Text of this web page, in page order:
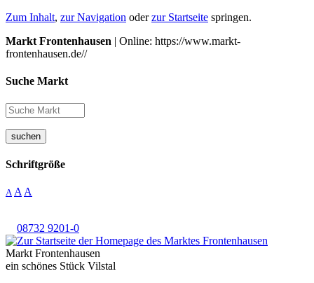
Zum Inhalt, zur Navigation oderzur Startseite springen.
Markt Frontenhausen | Online: https://www.markt-
frontenhausen.de//
Suche Markt
suchen
Schriftgröße
A A A
08732 9201-0
Markt Frontenhausen
ein schönes Stück Vilstal